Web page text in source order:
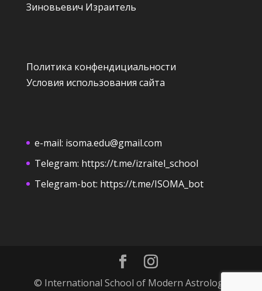
Зиновьевич Израитель
Политика конфендициальности
Условия использования сайта
e-mail: isoma.edu@gmail.com
Telegram: https://t.me/izraitel_school
Telegram-bot: https://t.me/ISOMA_bot
© International School of Modern Astrology